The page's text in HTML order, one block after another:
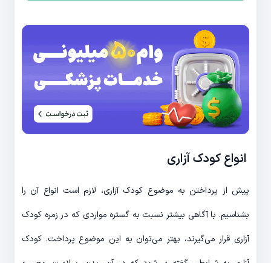
انواع کودک آزاری
پیش از پرداختن به موضوع کودک آزاری، لازم است انواع آن را
بشناسیم. با آگاهی بیشتر نسبت به گستره مواردی که در زمره کودک
آزاری قرار می‌گیرند، بهتر می‌توان به این موضوع پرداخت. کودک